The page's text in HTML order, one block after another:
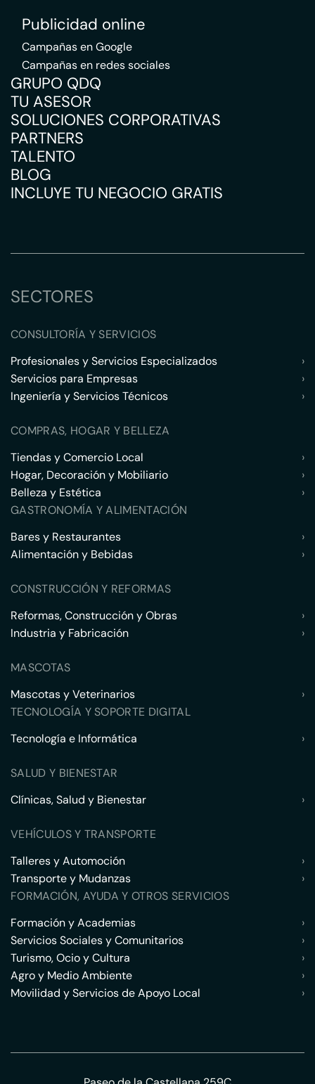
Publicidad online
Campañas en Google
Campañas en redes sociales
GRUPO QDQ
TU ASESOR
SOLUCIONES CORPORATIVAS
PARTNERS
TALENTO
BLOG
INCLUYE TU NEGOCIO GRATIS
SECTORES
CONSULTORÍA Y SERVICIOS
Profesionales y Servicios Especializados
›
Servicios para Empresas
›
Ingeniería y Servicios Técnicos
›
COMPRAS, HOGAR Y BELLEZA
Tiendas y Comercio Local
›
Hogar, Decoración y Mobiliario
›
Belleza y Estética
›
GASTRONOMÍA Y ALIMENTACIÓN
Bares y Restaurantes
›
Alimentación y Bebidas
›
CONSTRUCCIÓN Y REFORMAS
Reformas, Construcción y Obras
›
Industria y Fabricación
›
MASCOTAS
Mascotas y Veterinarios
›
TECNOLOGÍA Y SOPORTE DIGITAL
Tecnología e Informática
›
SALUD Y BIENESTAR
Clínicas, Salud y Bienestar
›
VEHÍCULOS Y TRANSPORTE
Talleres y Automoción
›
Transporte y Mudanzas
›
FORMACIÓN, AYUDA Y OTROS SERVICIOS
Formación y Academias
›
Servicios Sociales y Comunitarios
›
Turismo, Ocio y Cultura
›
Agro y Medio Ambiente
›
Movilidad y Servicios de Apoyo Local
›